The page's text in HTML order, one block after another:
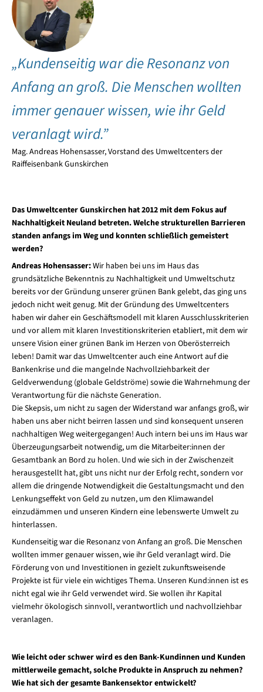
„Kundenseitig war die Resonanz von
Anfang an groß. Die Menschen wollten
immer genauer wissen, wie ihr Geld
veranlagt wird.”
Mag. Andreas Hohensasser, Vorstand des Umweltcenters der
Raiffeisenbank Gunskirchen
Das Umweltcenter Gunskirchen hat 2012 mit dem Fokus auf
Nachhaltigkeit Neuland betreten. Welche strukturellen Barrieren
standen anfangs im Weg und konnten schließlich gemeistert
werden?
Andreas Hohensasser:Wir haben bei uns im Haus das
grundsätzliche Bekenntnis zu Nachhaltigkeit und Umweltschutz
bereits vor der Gründung unserer grünen Bank gelebt, das ging uns
jedoch nicht weit genug. Mit der Gründung des Umweltcenters
haben wir daher ein Geschäftsmodell mit klaren Ausschlusskriterien
und vor allem mit klaren Investitionskriterien etabliert, mit dem wir
unsere Vision einer grünen Bank im Herzen von Oberösterreich
leben! Damit war das Umweltcenter auch eine Antwort auf die
Bankenkrise und die mangelnde Nachvollziehbarkeit der
Geldverwendung (globale Geldströme) sowie die Wahrnehmung der
Verantwortung für die nächste Generation.
Die Skepsis, um nicht zu sagen der Widerstand war anfangs groß, wir
haben uns aber nicht beirren lassen und sind konsequent unseren
nachhaltigen Weg weitergegangen! Auch intern bei uns im Haus war
Überzeugungsarbeit notwendig, um die Mitarbeiter:innen der
Gesamtbank an Bord zu holen. Und wie sich in der Zwischenzeit
herausgestellt hat, gibt uns nicht nur der Erfolg recht, sondern vor
allem die dringende Notwendigkeit die Gestaltungsmacht und den
Lenkungseffekt von Geld zu nutzen, um den Klimawandel
einzudämmen und unseren Kindern eine lebenswerte Umwelt zu
hinterlassen.
Kundenseitig war die Resonanz von Anfang an groß. Die Menschen
wollten immer genauer wissen, wie ihr Geld veranlagt wird. Die
Förderung von und Investitionen in gezielt zukunftsweisende
Projekte ist für viele ein wichtiges Thema. Unseren Kund:innen ist es
nicht egal wie ihr Geld verwendet wird. Sie wollen ihr Kapital
vielmehr ökologisch sinnvoll, verantwortlich und nachvollziehbar
veranlagen.
Wie leicht oder schwer wird es den Bank-Kundinnen und Kunden
mittlerweile gemacht, solche Produkte in Anspruch zu nehmen?
Wie hat sich der gesamte Bankensektor entwickelt?